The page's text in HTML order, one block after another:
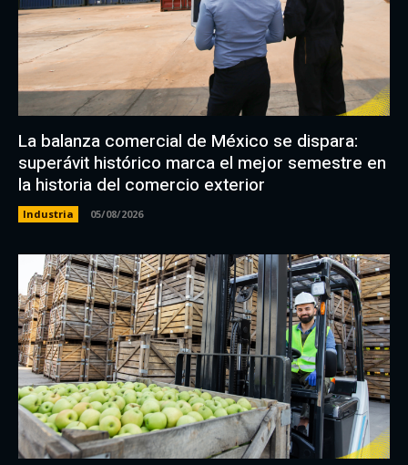
La balanza comercial de México se dispara:
superávit histórico marca el mejor semestre en
la historia del comercio exterior
Industria 05/08/2026